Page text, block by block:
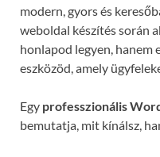
modern, gyors és
weboldal készítés során
honlapod legyen, hanem
eszközöd, amely
Egy professzionális
bemutatja, mit kínálsz,